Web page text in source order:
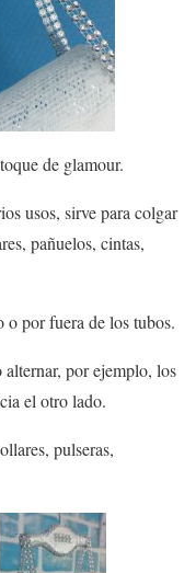
de glamour.
usos, sirve para colgar
pañuelos, cintas,
o por fuera de los tubos.
por ejemplo, los
el otro lado.
pulseras,